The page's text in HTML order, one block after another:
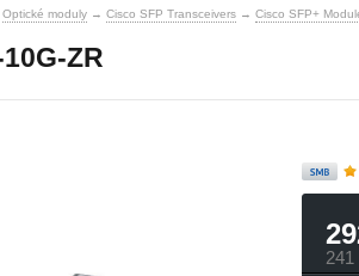
Optické moduly → Cisco SFP Transceivers → Cisco SFP+
ZR